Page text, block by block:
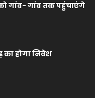
गांव- गांव तक पहुंचाएंगे
का होगा निवेश